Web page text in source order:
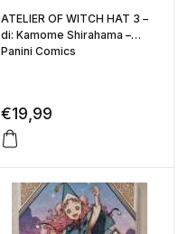
ATELIER OF WITCH HAT 3 –
di: Kamome Shirahama –
Panini Comics
€19,99